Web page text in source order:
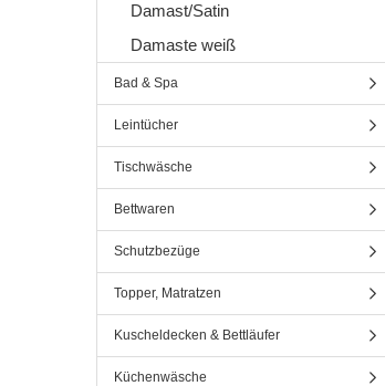
Damast/Satin
Damaste weiß
Bad & Spa
Leintücher
Tischwäsche
Bettwaren
Schutzbezüge
Topper, Matratzen
Kuscheldecken & Bettläufer
Küchenwäsche